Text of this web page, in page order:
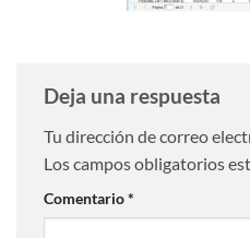
Deja una respuesta
Tu dirección de correo
Los campos obligatorios
Comentario*